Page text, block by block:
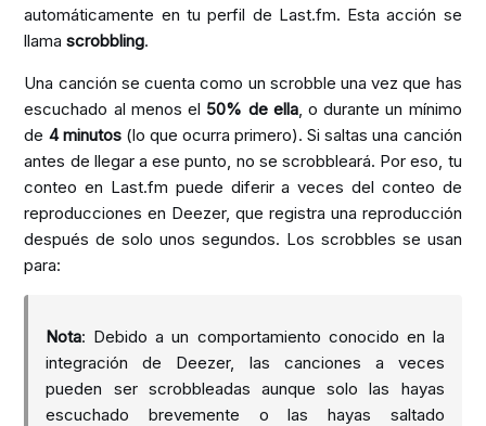
automáticamente en tu perfil de Last.fm. Esta acción se
llamascrobbling.
Una canción se cuenta como un scrobble una vez que has
escuchado al menos el 50% de ella, o durante un mínimo
de 4 minutos(lo que ocurra primero). Si saltas una canción
antes de llegar a ese punto, no se scrobbleará. Por eso, tu
conteo en Last.fm puede diferir a veces del conteo de
reproducciones en Deezer, que registra una reproducción
después de solo unos segundos. Los scrobbles se usan
para:
Nota: Debido a un comportamiento conocido en la
integración de Deezer, las canciones a veces
pueden ser scrobbleadas aunque solo las hayas
escuchado brevemente o las hayas saltado